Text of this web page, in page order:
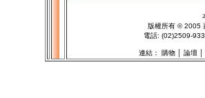
版權所有 ©2005
電話: (02)2509-
連結： 購物│ 論壇│